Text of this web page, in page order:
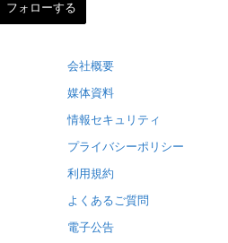
フォローする
会社概要
媒体資料
情報セキュリティ
プライバシーポリシー
利用規約
よくあるご質問
電子公告